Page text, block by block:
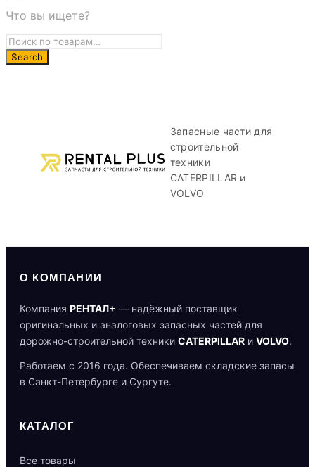
Что вы ищете?
Запасные части для
строительной
техники
CATERPILLAR и
VOLVO
О КОМПАНИИ
Компания РЕНТАЛ+ — надёжный поставщик
оригинальных и аналоговых запасных частей для
дорожно-строительной техники CATERPILLAR и VOLVO.
Работаем с 2016 года. Обеспечиваем складские запасы
в Санкт-Петербурге и Сургуте.
КАТАЛОГ
Все товары